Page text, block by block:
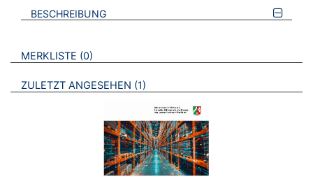
BESCHREIBUNG
VERWEISE AUF VERMERKTE- ODER ZULETZT ANGESEHENE
MERKLISTE 0 BROSCHÜREN
ZULETZT ANGESEHEN 1 BROSCHÜREN